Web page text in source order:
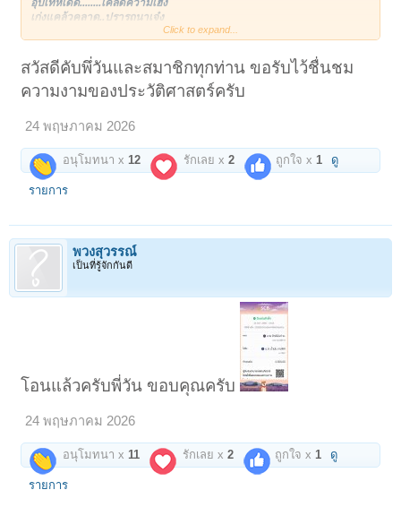
เก่งแคล้วคลาด..ปรารถนาเจ๋ง
--เกสรสาร.....ผสานสวย
--ช่วยชูเชิด...เปิดทรัพย์ด้วย
--มหาระรวย...อำนวย โชคชัย!
นางลูกแป้งเนื้อดินผสมว่านและเกสรเมืองกำแพงเพชร นครชุม ฝั่งทุ่งเศรษฐี
ขึ้นจากกรุเท่าที่ตำรารวบรวมเอาไว้ กรุพระบรมธาตุ-กรุตาลดำ-กรุผู้ใหญ่
เชื้อ-กรุวัดพระแก้วฯ
จำแนกตามพิมพ์เป็นนางลูกแป้งเดี่ยว,ลูกแป้งคู่,ลูกแป้งสาม และอาจพบ
ไม่มีโอกาสได้ยลในแผงพระพื้นๆทั่วไป แม้แผงพระใหญ่ๆก็เถอะ ใช่จะมีให้
เห็นง่ายๆ!
เปิดตู้ เปิดกรุ หยิบ "นางลูกแป้งคู่" กรุ "ตาลดำ" ฝั่งนครชุม ทุ่งเศรษฐีองค์
งามคลาสสิคทั้งเนื้อหาและความเชื่อมั่นแต่โบราณไม่บานบุรีว่า ทรงไว้ซึ่ง
ความเป็นศิริมงคลเมตตามหานิยม เป็นมหาเสน่ห์ และนำไปสู่ความมั่งคั่ง
ชมให้เพลินทุกแง่มุม อยากนำไปบูชาเพื่อเสริมส่งมงคลชีวิตทุกด้าน ดัง
"มหาฤาษี" สั่งและเสกประสิทธิ์ อิทธิฤทธิ์ไว้เมื่อกว่า 600 ปี เป็นอมตะไม่มีวัน
=======2,200=======
เปิดดูไฟล์ 6671604
"นางลูกแป้งคู่" ผ่านการใช้บูชามาบ้างโดยผมเอง แต่ถอดท่านเก็บไว้นาน
นับสิบปีแล้ว เนื้อหาจึงจัดจ้านมากเมื่อได้ไอตัวไอเหงื่อ เป็นเนื้อที่คนเก่าแก่
เรียกกันว่า "เนื้อมะขามเปียก" แบบเดียวกับ "พระซุ้มกอ-กรุพระบรมธาตุ"
Click to expand...
สวัสดีคับพึ่วันและสมาชิกทุกท่าน ขอรับไว้ชื่นชม
ความงามของประวัติศาสตร์ครับ
24 พฤษภาคม 2026
อนุโมทนา x12 รักเลย x2 ถูกใจ x1 ดู
รายการ
พวงสุวรรณ์
เป็นที่รู้จักกันดี
โอนแล้วครับพี่วัน ขอบคุณครับ
24 พฤษภาคม 2026
อนุโมทนา x 11 รักเลย x2 ถูกใจ x 1 ดู
รายการ